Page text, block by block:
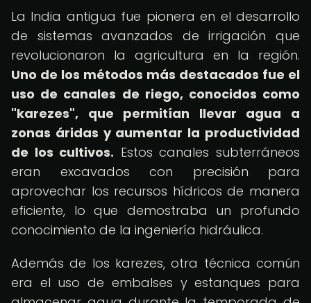
La India antigua fue pionera en el desarrollo
de sistemas avanzados de irrigación que
revolucionaron la agricultura en la región.
Uno de los métodos más destacados fue el
uso de canales de riego, conocidos como
"karezes", que permitían llevar agua a
zonas áridas y aumentar la productividad
de los cultivos. Estos canales subterráneos
eran excavados con precisión para
aprovechar los recursos hídricos de manera
eficiente, lo que demostraba un profundo
conocimiento de la ingeniería hidráulica.
Además de los karezes, otra técnica común
era el uso de embalses y estanques para